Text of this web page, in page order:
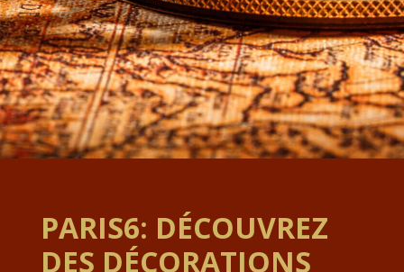
PARIS6: DÉCOUVREZ
DES DÉCORATIONS